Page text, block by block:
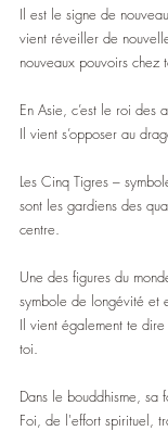
Il est le signe de
vient réveiller de
nouveaux pouvoirs chez
En Asie, c’est le roi des
Il vient s’opposer au
Les Cinq Tigres –
sont les gardiens des
centre.
Une des figures du
symbole de longévité et
Il vient également te
toi.
Dans le bouddhisme,
Foi, de l'effort spirituel,